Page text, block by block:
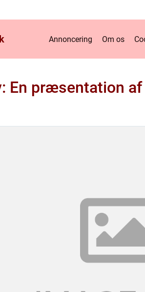
Annoncering Om os
En præsentation